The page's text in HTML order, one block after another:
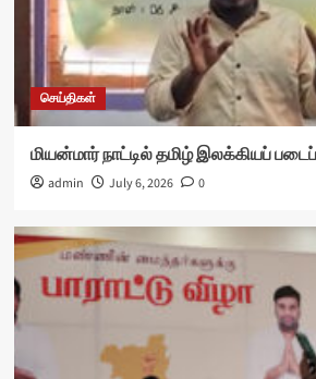
செய்திகள்
மியன்மார் நாட்டில் தமிழ் இலக்கியப்
admin July 6, 2026 0